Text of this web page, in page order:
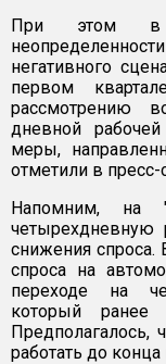
При этом в
негативного
первом
рассмотрению
дневной
меры,
отметили в пресс-
Напомним, на
снижения
спроса на
переходе на
который
работать до конца